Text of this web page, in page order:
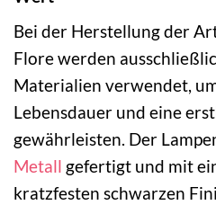
Bei der Herstellung der
Flore werden
Materialien verwendet,
Lebensdauer und eine
gewährleisten. Der
Metall gefertigt und mit
kratzfesten schwarzen